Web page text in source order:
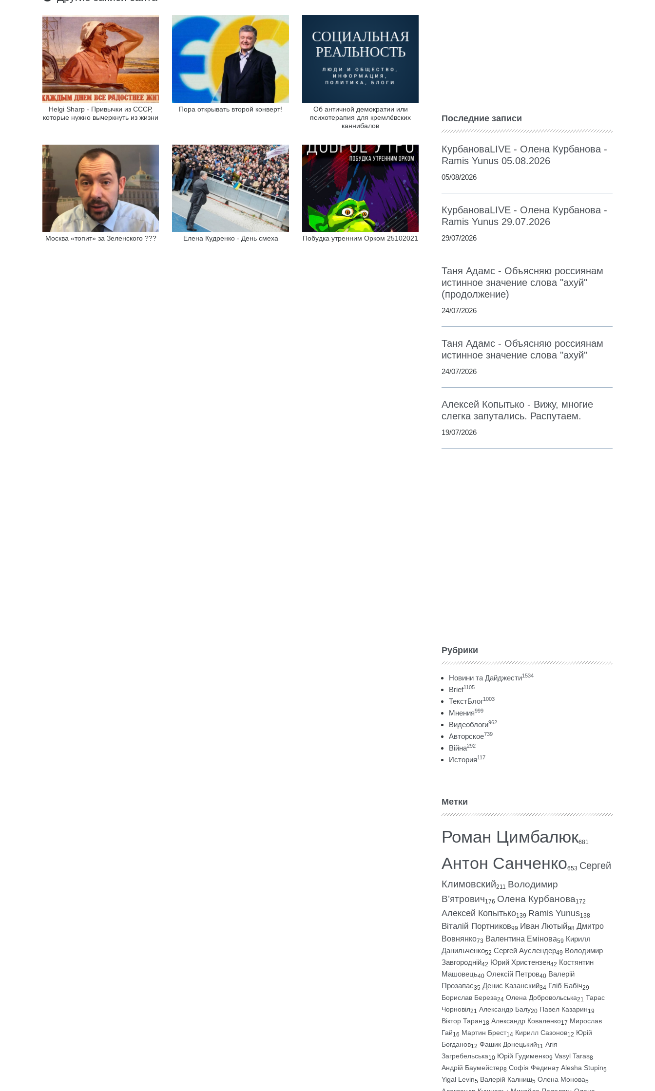
Helgi Sharp - Привычки из СССР,
которые нужно вычеркнуть из жизни
Пора открывать второй конверт!
Об античной демократии или
психотерапия для кремлёвских
каннибалов
Москва «топит» за Зеленского ??? Елена Кудренко - День смеха Побудка утренним Орком 25102021
Последние записи
КурбановаLIVE - Олена Курбанова -
Ramis Yunus 05.08.2026
05/08/2026
КурбановаLIVE - Олена Курбанова -
Ramis Yunus 29.07.2026
29/07/2026
Таня Адамс - Объясняю россиянам
истинное значение слова "ахуй"
(продолжение)
24/07/2026
Таня Адамс - Объясняю россиянам
истинное значение слова "ахуй"
24/07/2026
Алексей Копытько - Вижу, многие
слегка запутались. Распутаем.
19/07/2026
Рубрики
Новини та Дайджести1534
Brief1105
ТекстБлог1003
Мнения999
Видеоблоги962
Авторское739
Війна292
История117
Метки
Роман Цимбалюк681
Антон Санченко653 Сергей
Климовский211 Володимир
В’ятрович176 Олена Курбанова172
Алексей Копытько139 Ramis Yunus138
Віталій Портников99 Иван Лютый98 Дмитро
Вовнянко73 Валентина Емінова59 Кирилл
Данильченко52 Сергей Ауслендер49 Володимир
Завгородній42 Юрий Христензен42 Костянтин
Машовець40 Олексій Петров40 Валерій
Прозапас35 Денис Казанский34 Гліб Бабіч29
Борислав Береза24 Олена Добровольська21 Тарас
Чорновіл21 Александр Балу20 Павел Казарин19
Віктор Таран18 Александр Коваленко17 Мирослав
Гай16 Мартин Брест14 Кирилл Сазонов12 Юрій
Богданов12 Фашик Донецький11 Агія
Загребельська10 Юрій Гудименко9 Vasyl Taras8
Андрій Баумейстер8 Софія Федина7 Alesha Stupin5
Yigal Levin5 Валерій Калниш5 Олена Монова5